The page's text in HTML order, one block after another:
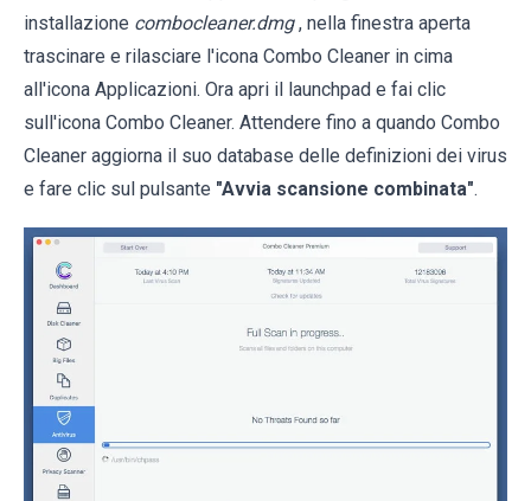
installazione combocleaner.dmg , nella finestra aperta
trascinare e rilasciare l'icona Combo Cleaner in cima
all'icona Applicazioni. Ora apri il launchpad e fai clic
sull'icona Combo Cleaner. Attendere fino a quando Combo
Cleaner aggiorna il suo database delle definizioni dei virus
e fare clic sul pulsante "Avvia scansione combinata".